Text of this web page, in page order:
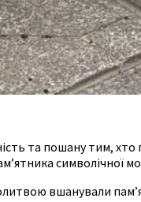
та пошану тим,
символічної
вшанували